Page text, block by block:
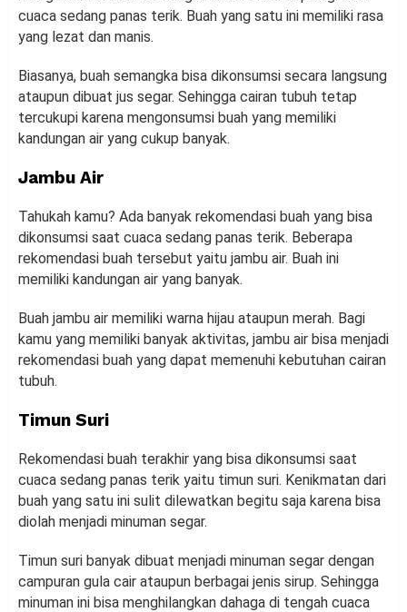
cuaca sedang panas terik. Buah yang satu ini memiliki rasa
yang lezat dan manis.
Biasanya, buah semangka bisa dikonsumsi secara langsung
ataupun dibuat jus segar. Sehingga cairan tubuh tetap
tercukupi karena mengonsumsi buah yang memiliki
kandungan air yang cukup banyak.
Jambu Air
Tahukah kamu? Ada banyak rekomendasi buah yang bisa
dikonsumsi saat cuaca sedang panas terik. Beberapa
rekomendasi buah tersebut yaitu jambu air. Buah ini
memiliki kandungan air yang banyak.
Buah jambu air memiliki warna hijau ataupun merah. Bagi
kamu yang memiliki banyak aktivitas, jambu air bisa menjadi
rekomendasi buah yang dapat memenuhi kebutuhan cairan
tubuh.
Timun Suri
Rekomendasi buah terakhir yang bisa dikonsumsi saat
cuaca sedang panas terik yaitu timun suri. Kenikmatan dari
buah yang satu ini sulit dilewatkan begitu saja karena bisa
diolah menjadi minuman segar.
Timun suri banyak dibuat menjadi minuman segar dengan
campuran gula cair ataupun berbagai jenis sirup. Sehingga
minuman ini bisa menghilangkan dahaga di tengah cuaca